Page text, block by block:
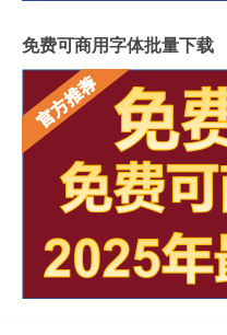
免费可商用字体批量下载